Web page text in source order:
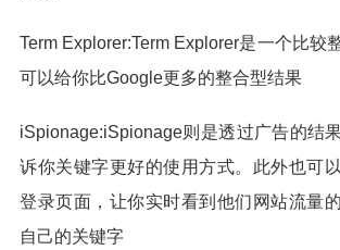
Term Explorer:Term Explorer是一个比较
可以给你比Google更多的整合型结果
iSpionage:iSpionage则是透过广告的结
诉你关键字更好的使用方式。此外也可
登录页面，让你实时看到他们网站流量
自己的关键字